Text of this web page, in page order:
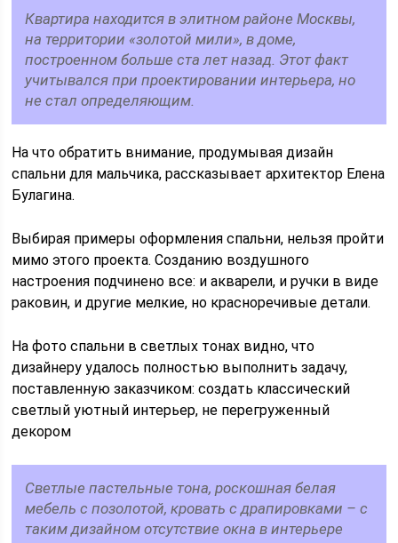
Квартира находится в элитном районе Москвы,
на территории «золотой мили», в доме,
построенном больше ста лет назад. Этот факт
учитывался при проектировании интерьера, но
не стал определяющим.
На что обратить внимание, продумывая дизайн
спальни для мальчика, рассказывает архитектор Елена
Булагина.
Выбирая примеры оформления спальни, нельзя пройти
мимо этого проекта. Созданию воздушного
настроения подчинено все: и акварели, и ручки в виде
раковин, и другие мелкие, но красноречивые детали.
На фото спальни в светлых тонах видно, что
дизайнеру удалось полностью выполнить задачу,
поставленную заказчиком: создать классический
светлый уютный интерьер, не перегруженный
декором
Светлые пастельные тона, роскошная белая
мебель с позолотой, кровать с драпировками – с
таким дизайном отсутствие окна в интерьере